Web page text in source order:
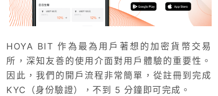
HOYA BIT 作為最為用戶著想的加密貨幣交易
所，深知友善的使用介面對用戶體驗的重要性。
因此，我們的開戶流程非常簡單，從註冊到完成
KYC（身份驗證），不到 5 分鐘即可完成。